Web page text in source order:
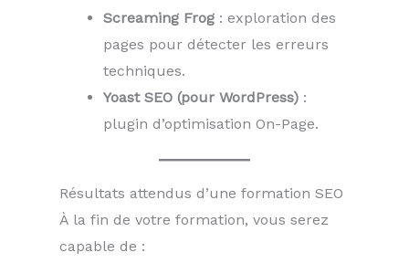
Screaming Frog : exploration des
pages pour détecter les erreurs
techniques.
Yoast SEO (pour WordPress) :
plugin d’optimisation On-Page.
Résultats attendus d’une formation SEO
À la fin de votre formation, vous serez
capable de :